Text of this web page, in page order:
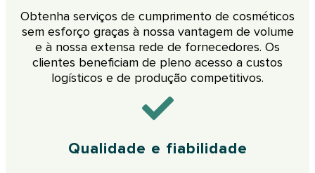
Obtenha serviços de cumprimento de cosméticos
sem esforço graças à nossa vantagem de volume
e à nossa extensa rede de fornecedores. Os
clientes beneficiam de pleno acesso a custos
logísticos e de produção competitivos.
Qualidade e fiabilidade